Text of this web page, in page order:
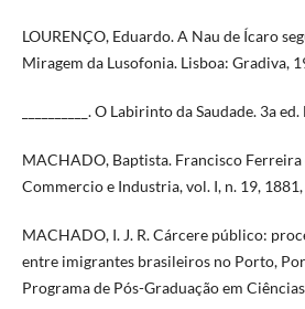
LOURENÇO, Eduardo. A Nau de Ícaro
Miragem da Lusofonia. Lisboa: Gradiva,
__________. O Labirinto da Saudade. 3a
MACHADO, Baptista. Francisco Ferreira
Commercio e Industria, vol. I, n. 19, 1881,
MACHADO, I. J. R. Cárcere público:
entre imigrantes brasileiros no Porto,
Programa de Pós-Graduação em